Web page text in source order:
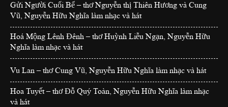
Gửi Người Cuối Bể – thơ Nguyễn thị Thiên Hương và Cung
Vũ, Nguyễn Hữu Nghĩa làm nhạc và hát
Hoá Mộng Lênh Đênh – thơ Huỳnh Liễu Ngạn, Nguyễn Hữu
Nghĩa làm nhạc và hát
Vu Lan – thơ Cung Vũ, Nguyễn Hữu Nghĩa làm nhạc và hát
Hoa Tuyết – thơ Đỗ Quý Toàn, Nguyễn Hữu Nghĩa làm nhạc
và hát